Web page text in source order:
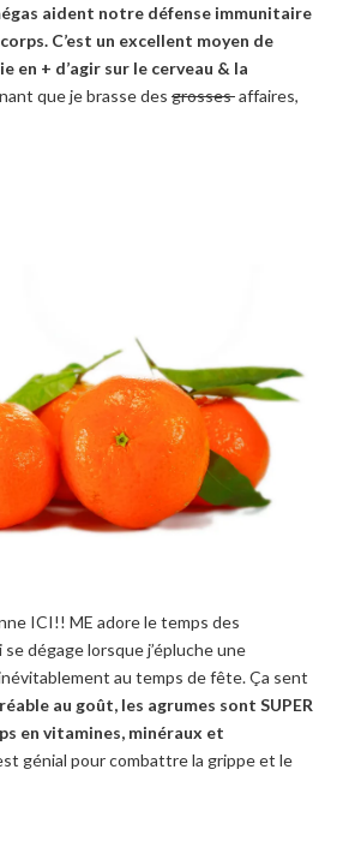
aident notre défense immunitaire
C’est un excellent moyen de
en + d’agir sur le cerveau & la
que je brasse des grossesaffaires,
ICI!! ME adore le temps des
se dégage lorsque j’épluche une
au temps de fête. Ça sent
au goût, les agrumes sont SUPER
en vitamines, minéraux et
génial pour combattre la grippe et le